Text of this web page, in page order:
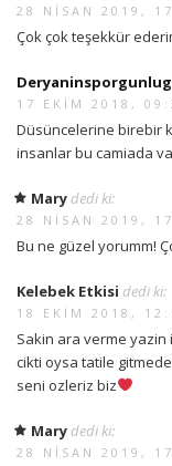
28 NISAN 2019,
Çok çok teşekkür
17 EKIM 2018,
Düsüncelerine birebir
insanlar bu camiada
Mary dedi ki:
28 NISAN 2019,
Bu ne güzel yorumm!
Kelebek Etkisi dedi ki:
18 EKIM 2018,
Sakin ara verme
cikti oysa tatile
seni ozleriz biz
Mary dedi ki:
28 NISAN 2019,